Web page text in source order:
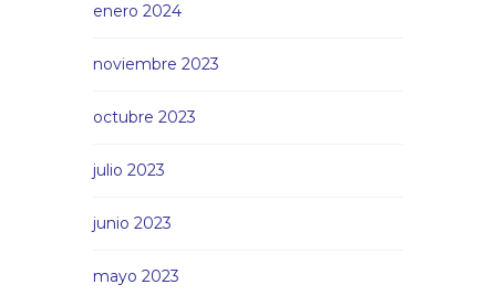
enero 2024
noviembre 2023
octubre 2023
julio 2023
junio 2023
mayo 2023